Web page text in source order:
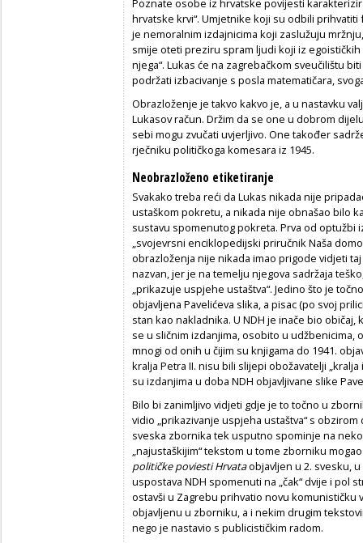
Poznate osobe iz hrvatske povijesti
hrvatske krvi“. Umjetnike koji su odbili
je nemoralnim izdajnicima koji zaslužuju
smije oteti preziru spram ljudi koji iz
njega“. Lukas će na zagrebačkom sveučilištu
podržati izbacivanje s posla matematičara,
Obrazloženje je takvo kakvo je, a u nastavku
Lukasov račun. Držim da se one u dobrom
sebi mogu zvučati uvjerljivo. One također
rječniku političkoga komesara iz 1945.
Neobrazloženo etiketiranje
Svakako treba reći da Lukas nikada nije
ustaškom pokretu, a nikada nije obnašao bilo
sustavu spomenutog pokreta. Prva od optužbi
„svojevrsni enciklopedijski priručnik Naša
obrazloženja nije nikada imao prigode vidjeti
nazvan, jer je na temelju njegova sadržaja
„prikazuje uspjehe ustaštva“. Jedino što je
objavljena Pavelićeva slika, a pisac (po svoj
stan kao nakladnika. U NDH je inače bio običaj,
se u sličnim izdanjima, osobito u udžbenicima,
mnogi od onih u čijim su knjigama do 1941.
kralja Petra II. nisu bili slijepi obožavatelji
su izdanjima u doba NDH objavljivane slike
Bilo bi zanimljivo vidjeti gdje je to točno u
vidio „prikazivanje uspjeha ustaštva“ s
sveska zbornika tek usputno spominje na
„najustaškijim“ tekstom u tome zborniku
političke poviesti Hrvataobjavljen u 2. svesku,
uspostava NDH spomenuti na „čak“ dvije i pol
ostavši u Zagrebu prihvatio novu
objavljenu u zborniku, a i nekim drugim
nego je nastavio s publicističkim radom.